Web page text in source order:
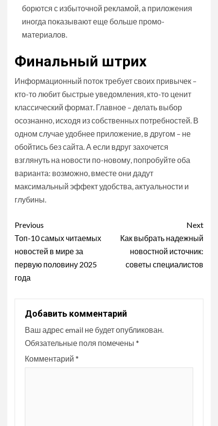
борются с избыточной рекламой, а приложения
иногда показывают еще больше промо-
материалов.
Финальный штрих
Информационный поток требует своих привычек –
кто-то любит быстрые уведомления, кто-то ценит
классический формат. Главное – делать выбор
осознанно, исходя из собственных потребностей. В
одном случае удобнее приложение, в другом – не
обойтись без сайта. А если вдруг захочется
взглянуть на новости по-новому, попробуйте оба
варианта: возможно, вместе они дадут
максимальный эффект удобства, актуальности и
глубины.
Continue
Reading
Previous
Топ-10 самых читаемых
новостей в мире за
первую половину 2025
года
Next
Как выбрать надежный
новостной источник:
советы специалистов
Добавить комментарий
Ваш адрес email не будет опубликован.
Обязательные поля помечены *
Комментарий *